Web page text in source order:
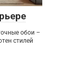
обои –
стилей